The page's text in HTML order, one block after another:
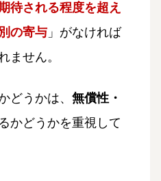
待される程度を超え
の寄与 」がなければ
ません。
どうかは、 無償性・
かどうかを重視して